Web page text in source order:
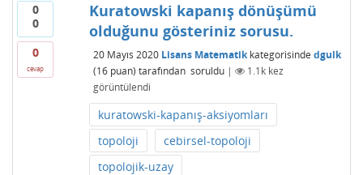
0
0
0
cevap
Kuratowski kapanış dönüşümü
olduğunu gösteriniz sorusu.
20 Mayıs 2020 Lisans Matematikkategorisinde dgulk
(16puan) tarafından soruldu | 1.1kkez
görüntülendi
kuratowski-kapanış-aksiyomları
topoloji
cebirsel-topoloji
topolojik-uzay